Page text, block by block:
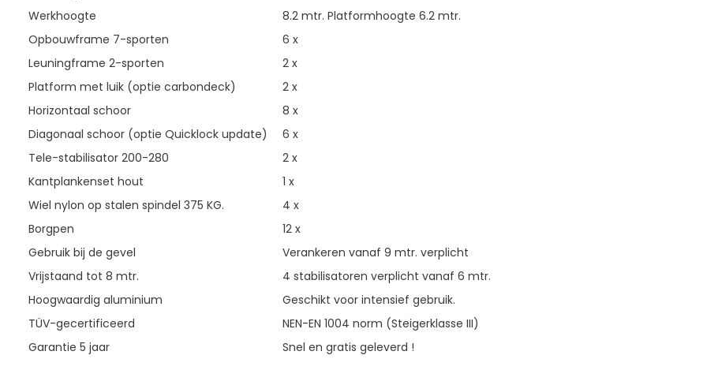
Werkhoogte
8.2 mtr. Platformhoogte 6.2 mtr.
Opbouwframe 7-sporten
6 x
Leuningframe 2-sporten
2 x
Platform met luik (optie carbondeck)
2 x
Horizontaal schoor
8 x
Diagonaal schoor (optie Quicklock update)
6 x
Tele-stabilisator 200-280
2 x
Kantplankenset hout
1 x
Wiel nylon op stalen spindel 375 KG.
4 x
Borgpen
12 x
Gebruik bij de gevel
Verankeren vanaf 9 mtr. verplicht
Vrijstaand tot 8 mtr.
4 stabilisatoren verplicht vanaf 6 mtr.
Hoogwaardig aluminium
Geschikt voor intensief gebruik.
TÜV-gecertificeerd
NEN-EN 1004 norm (Steigerklasse III)
Garantie 5 jaar
Snel en gratis geleverd !